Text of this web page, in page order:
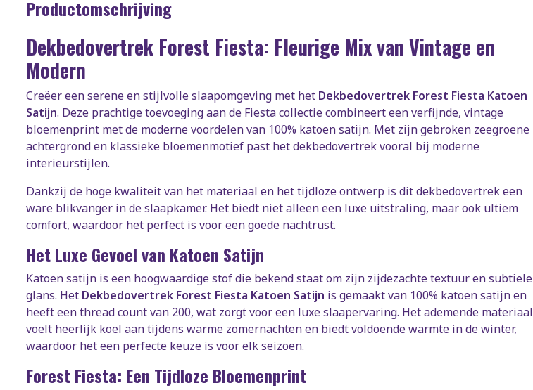
Productomschrijving
Dekbedovertrek Forest Fiesta: Fleurige Mix van Vintage en
Modern
Creëer een serene en stijlvolle slaapomgeving met het Dekbedovertrek Forest Fiesta Katoen
Satijn. Deze prachtige toevoeging aan de Fiesta collectie combineert een verfijnde, vintage
bloemenprint met de moderne voordelen van 100% katoen satijn. Met zijn gebroken zeegroene
achtergrond en klassieke bloemenmotief past het dekbedovertrek vooral bij moderne
interieurstijlen.
Dankzij de hoge kwaliteit van het materiaal en het tijdloze ontwerp is dit dekbedovertrek een
ware blikvanger in de slaapkamer. Het biedt niet alleen een luxe uitstraling, maar ook ultiem
comfort, waardoor het perfect is voor een goede nachtrust.
Het Luxe Gevoel van Katoen Satijn
Katoen satijn is een hoogwaardige stof die bekend staat om zijn zijdezachte textuur en subtiele
glans. Het Dekbedovertrek Forest Fiesta Katoen Satijn is gemaakt van 100% katoen satijn en
heeft een thread count van 200, wat zorgt voor een luxe slaapervaring. Het ademende materiaal
voelt heerlijk koel aan tijdens warme zomernachten en biedt voldoende warmte in de winter,
waardoor het een perfecte keuze is voor elk seizoen.
Forest Fiesta: Een Tijdloze Bloemenprint